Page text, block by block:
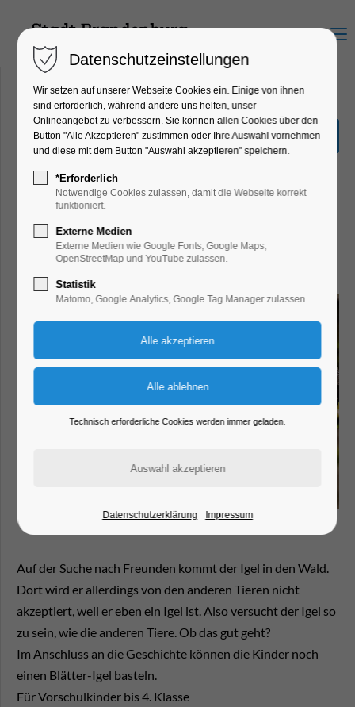
Menu
Herbstveranstaltung Igel
Ferienkalender, Kinder, Jugend, Lesung,
Mitmach-Aktion
30.10.2024, 10:00–11:00
Eintritt frei
Auf der Suche nach Freunden kommt der Igel in den Wald.
Dort wird er allerdings von den anderen Tieren nicht
akzeptiert, weil er eben ein Igel ist. Also versucht der Igel so
zu sein, wie die anderen Tiere. Ob das gut geht?
Im Anschluss an die Geschichte können die Kinder noch
einen Blätter-Igel basteln.
Für Vorschulkinder bis 4. Klasse
Datenschutzeinstellungen
Wir setzen auf unserer Webseite Cookies ein. Einige von ihnen
sind erforderlich, während andere uns helfen, unser
Onlineangebot zu verbessern. Sie können allen Cookies über den
Button "Alle Akzeptieren" zustimmen oder Ihre Auswahl vornehmen
und diese mit dem Button "Auswahl akzeptieren" speichern.
*Erforderlich
Notwendige Cookies zulassen, damit die Webseite korrekt
funktioniert.
Externe Medien
Externe Medien wie Google Fonts, Google Maps,
OpenStreetMap und YouTube zulassen.
Statistik
Matomo, Google Analytics, Google Tag Manager zulassen.
Technisch erforderliche Cookies werden immer geladen.
Datenschutzerklärung Impressum